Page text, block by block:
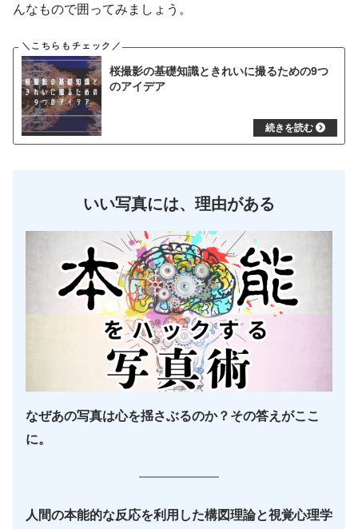
んなもので囲ってみましょう。
桜撮影の基礎知識ときれいに撮るための9つ
のアイデア
いい写真には、理由がある
なぜあの写真は心を揺さぶるのか？その答えがここ
に。
人間の本能的な反応を利用した構図理論と視覚心理学